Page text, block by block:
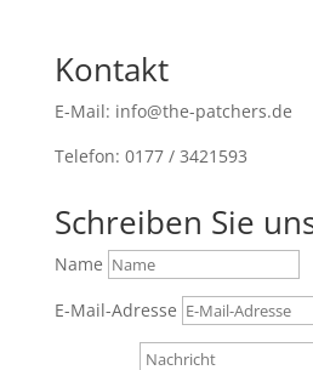
Kontakt
E-Mail: info@the-patchers.de
Telefon: 0177 / 3421593
Schreiben Sie
Name
E-Mail-Adresse